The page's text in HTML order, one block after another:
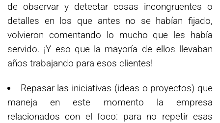
de observar y detectar cosas incongruentes o
detalles en los que antes no se habían fijado,
volvieron comentando lo mucho que les había
servido. ¡Y eso que la mayoría de ellos llevaban
años trabajando para esos clientes!
Repasar las iniciativas (ideas o proyectos) que
maneja en este momento la empresa
relacionados con el foco: para no repetir esas